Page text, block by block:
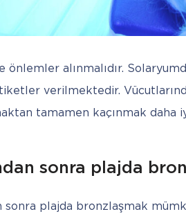
önlemler alınmalıdır.
verilmektedir.
tamamen kaçınmak daha
sonra plajda
sonra plajda bronzlaşmak